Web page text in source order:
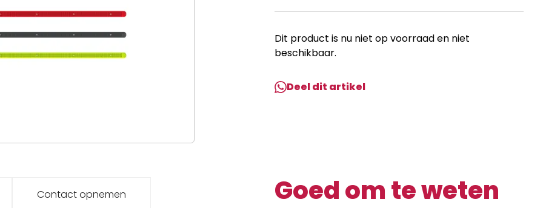
Dit product is nu niet op voorraad en niet
beschikbaar.
Deel dit artikel
Contact opnemen Goed om te weten